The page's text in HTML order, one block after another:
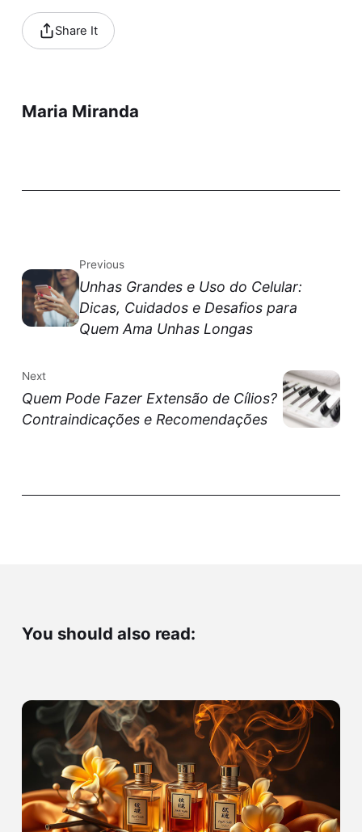
Share It
Maria Miranda
Previous
Unhas Grandes e Uso do Celular:
Dicas, Cuidados e Desafios para
Quem Ama Unhas Longas
Next
Quem Pode Fazer Extensão de Cílios?
Contraindicações e Recomendações
You should also read: